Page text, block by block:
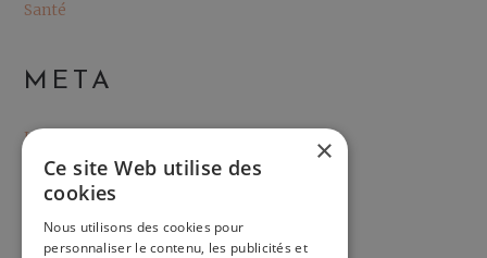
Santé
META
Log in
Entries feed
Comments feed
WordPress.org
×
Ce site Web utilise des
cookies
Nous utilisons des cookies pour
personnaliser le contenu, les publicités et